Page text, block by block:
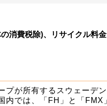
消費税除)、リサイクル料
プが所有するスウェーデ
内では、「FH」と「FMX